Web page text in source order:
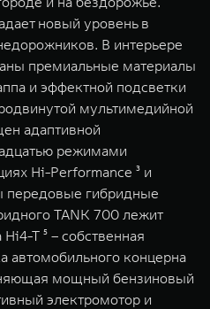
новый уровень в
В интерьере
премиальные материалы
и эффектной подсветки
мультимедийной
адаптивной
режимами
Hi-Performance ³ и
передовые гибридные
TANK 700 лежит
T ⁵ – собственная
автомобильного концерна
мощный бензиновый
электромотор и